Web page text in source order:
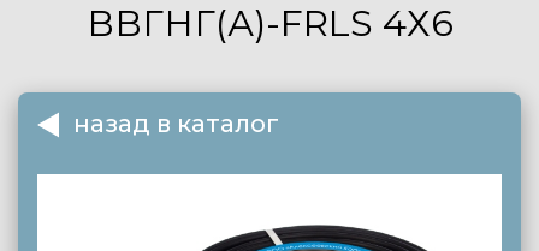
ВВГНГ(А)-FRLS 4Х6
назад в каталог